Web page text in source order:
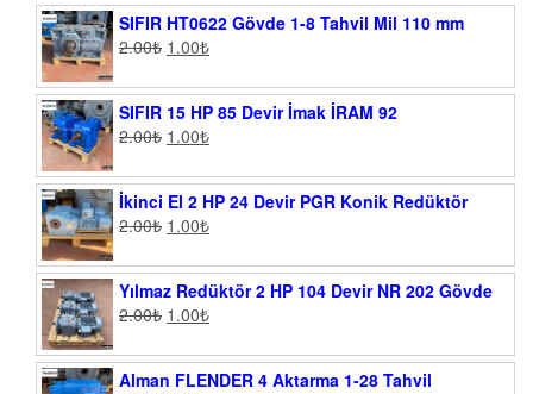
SIFIR HT0622 Gövde 1-8 Tahvil Mil 110 mm
2.00₺ 1.00₺
SIFIR 15 HP 85 Devir İmak İRAM 92
2.00₺ 1.00₺
İkinci El 2 HP 24 Devir PGR Konik Redüktör
2.00₺ 1.00₺
Yılmaz Redüktör 2 HP 104 Devir NR 202 Gövde
2.00₺ 1.00₺
Alman FLENDER 4 Aktarma 1-28 Tahvil